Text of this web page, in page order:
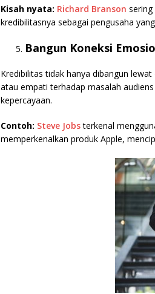
Kisah nyata: Richard Branson
kredibilitasnya sebagai pengusaha
Bangun Koneksi
Kredibilitas tidak hanya dibangun
atau empati terhadap masalah
kepercayaan.
Contoh: Steve Jobsterkenal
memperkenalkan produk Apple,